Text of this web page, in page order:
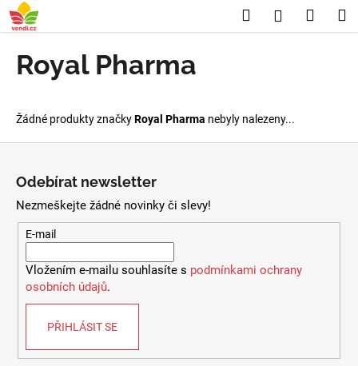
Přejít
na
obsah
HledatPřihlášení
Royal Pharma
Žádné produkty značkyRoyal Pharma nebyly nalezeny...
K
o
o
p
o
t
ř
e
b
e
n
Odebírat newsletter
Nezmeškejte žádné novinky či slevy!
E-mail
Vložením e-mailu souhlasíte s podmínkami ochrany
osobních údajů.
PŘIHLÁSIT SE